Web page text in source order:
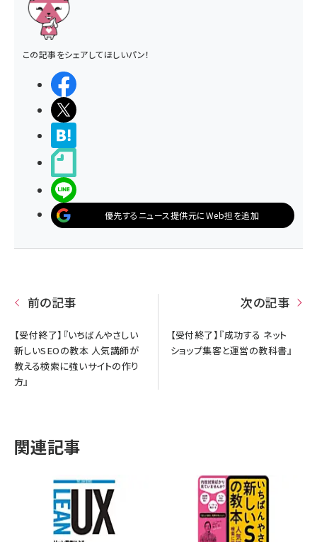
この記事をシェアしてほしいパン！
優先するニュース提供元にWeb担を追加
前の記事
【受付終了】『いちばんやさしい
新しいSEOの教本 人気講師が
教える検索に強いサイトの作り
方』
次の記事
【受付終了】『成功する ネット
ショップ集客と運営の教科書』
関連記事